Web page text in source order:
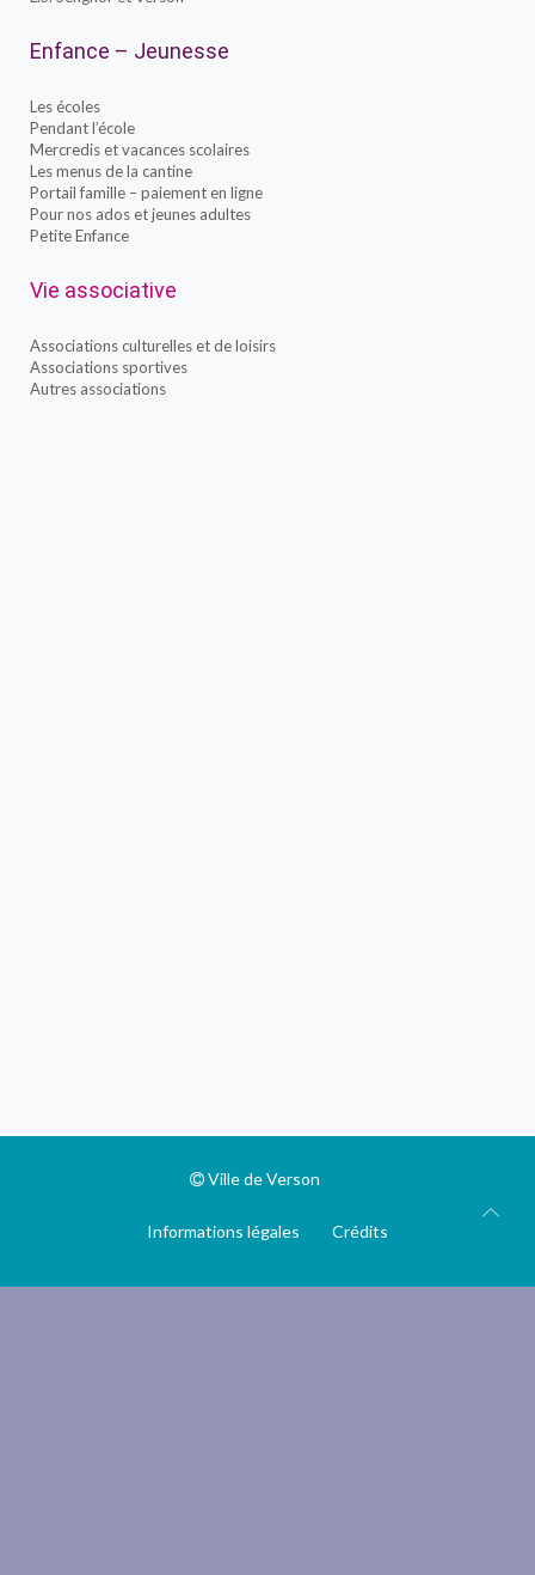
Enfance – Jeunesse
Les écoles
Pendant l’école
Mercredis et vacances scolaires
Les menus de la cantine
Portail famille – paiement en ligne
Pour nos ados et jeunes adultes
Petite Enfance
Vie associative
Associations culturelles et de loisirs
Associations sportives
Autres associations
Ville de Verson
Informations légales Crédits